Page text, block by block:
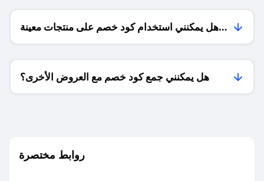
هل يمكنني استخدام كود خصم على منتجات معينة
فقط؟
هل يمكنني جمع كود خصم مع العروض الأخرى؟
روابط مختصرة